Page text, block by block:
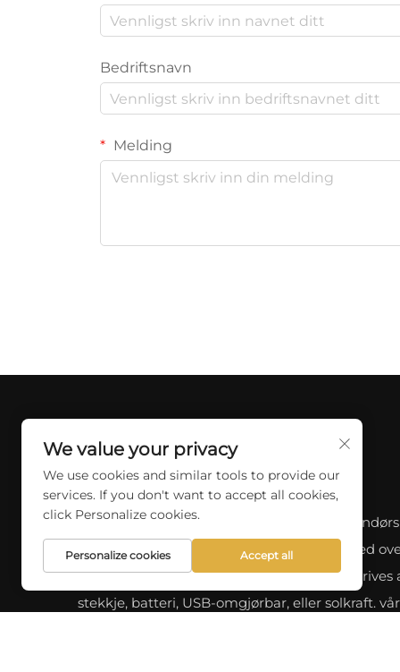
Bedriftsnavn
Melding
Oppdag et stort utvalg av profesjonell
utendørs belysning ved SKYCITY LIGHT. Med
års erfaring, tilbyr vi en rekke design som drives
stekkje, batteri, USB-omgjørbar, eller solkraft.
We value your privacy
We use cookies and similar tools to provide our
services. If you don't want to accept all cookies,
click Personalize cookies.
Personalize cookies Accept all